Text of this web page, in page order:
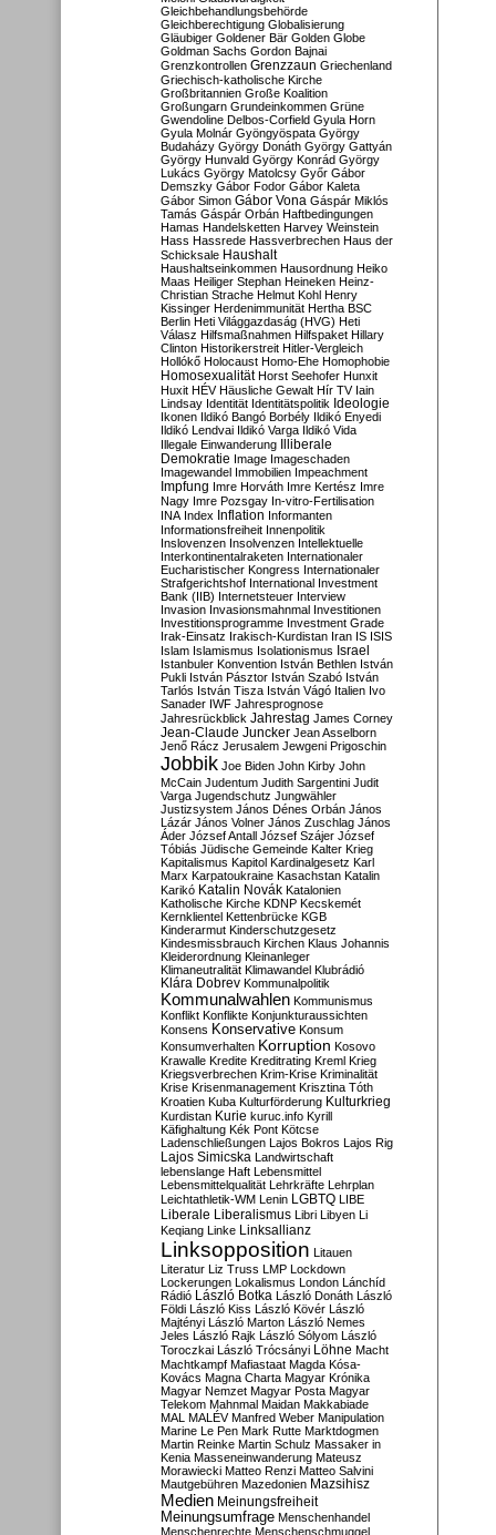
Gleichbehandlungsbehörde
Gleichberechtigung Globalisierung
Gläubiger Goldener Bär Golden Globe
Goldman Sachs Gordon Bajnai
Grenzkontrollen Grenzzaun Griechenland
Griechisch-katholische Kirche
Großbritannien Große Koalition
Großungarn Grundeinkommen Grüne
Gwendoline Delbos-Corfield Gyula Horn
Gyula Molnár Gyöngyöspata György
Budaházy György Donáth György Gattyán
György Hunvald György Konrád György
Lukács György Matolcsy Győr Gábor
Demszky Gábor Fodor Gábor Kaleta
Gábor Simon Gábor Vona Gáspár Miklós
Tamás Gáspár Orbán Haftbedingungen
Hamas Handelsketten Harvey Weinstein
Hass Hassrede Hassverbrechen Haus der
Schicksale Haushalt
Haushaltseinkommen Hausordnung Heiko
Maas Heiliger Stephan Heineken Heinz-
Christian Strache Helmut Kohl Henry
Kissinger Herdenimmunität Hertha BSC
Berlin Heti Világgazdaság (HVG) Heti
Válasz Hilfsmaßnahmen Hilfspaket Hillary
Clinton Historikerstreit Hitler-Vergleich
Hollókő Holocaust Homo-Ehe Homophobie
Homosexualität Horst Seehofer Hunxit
Huxit HÉV Häusliche Gewalt Hír TV Iain
Lindsay Identität Identitätspolitik Ideologie
Ikonen Ildikó Bangó Borbély Ildikó Enyedi
Ildikó Lendvai Ildikó Varga Ildikó Vida
Illegale Einwanderung Illiberale
Demokratie Image Imageschaden
Imagewandel Immobilien Impeachment
Impfung Imre Horváth Imre Kertész Imre
Nagy Imre Pozsgay In-vitro-Fertilisation
INA Index Inflation Informanten
Informationsfreiheit Innenpolitik
Inslovenzen Insolvenzen Intellektuelle
Interkontinentalraketen Internationaler
Eucharistischer Kongress Internationaler
Strafgerichtshof International Investment
Bank (IIB) Internetsteuer Interview
Invasion Invasionsmahnmal Investitionen
Investitionsprogramme Investment Grade
Irak-Einsatz Irakisch-Kurdistan Iran IS ISIS
Islam Islamismus Isolationismus Israel
Istanbuler Konvention István Bethlen István
Pukli István Pásztor István Szabó István
Tarlós István Tisza István Vágó Italien Ivo
Sanader IWF Jahresprognose
Jahresrückblick Jahrestag James Corney
Jean-Claude Juncker Jean Asselborn
Jenő Rácz Jerusalem Jewgeni Prigoschin
Jobbik Joe Biden John Kirby John
McCain Judentum Judith Sargentini Judit
Varga Jugendschutz Jungwähler
Justizsystem János Dénes Orbán János
Lázár János Volner János Zuschlag János
Áder József Antall József Szájer József
Tóbiás Jüdische Gemeinde Kalter Krieg
Kapitalismus Kapitol Kardinalgesetz Karl
Marx Karpatoukraine Kasachstan Katalin
Karikó Katalin Novák Katalonien
Katholische Kirche KDNP Kecskemét
Kernklientel Kettenbrücke KGB
Kinderarmut Kinderschutzgesetz
Kindesmissbrauch Kirchen Klaus Johannis
Kleiderordnung Kleinanleger
Klimaneutralität Klimawandel Klubrádió
Klára Dobrev Kommunalpolitik
Kommunalwahlen Kommunismus
Konflikt Konflikte Konjunkturaussichten
Konsens Konservative Konsum
Konsumverhalten Korruption Kosovo
Krawalle Kredite Kreditrating Kreml Krieg
Kriegsverbrechen Krim-Krise Kriminalität
Krise Krisenmanagement Krisztina Tóth
Kroatien Kuba Kulturförderung Kulturkrieg
Kurdistan Kurie kuruc.info Kyrill
Käfighaltung Kék Pont Kötcse
Ladenschließungen Lajos Bokros Lajos Rig
Lajos Simicska Landwirtschaft
lebenslange Haft Lebensmittel
Lebensmittelqualität Lehrkräfte Lehrplan
Leichtathletik-WM Lenin LGBTQ LIBE
Liberale Liberalismus Libri Libyen Li
Keqiang Linke Linksallianz
Linksopposition Litauen
Literatur Liz Truss LMP Lockdown
Lockerungen Lokalismus London Lánchíd
Rádió
László Botka László Donáth László
Földi László Kiss László Kövér László
Majtényi László Marton László Nemes
Jeles László Rajk László Sólyom László
Toroczkai László Trócsányi Löhne Macht
Machtkampf Mafiastaat Magda Kósa-
Kovács Magna Charta Magyar Krónika
Magyar Nemzet Magyar Posta Magyar
Telekom Mahnmal Maidan Makkabiade
MAL MALÉV Manfred Weber Manipulation
Marine Le Pen Mark Rutte Marktdogmen
Martin Reinke Martin Schulz Massaker in
Kenia Masseneinwanderung Mateusz
Morawiecki Matteo Renzi Matteo Salvini
Mautgebühren Mazedonien Mazsihisz
Medien Meinungsfreiheit
Meinungsumfrage Menschenhandel
Menschenrechte Menschenschmuggel